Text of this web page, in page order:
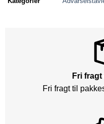
Fri
Fri fragt til